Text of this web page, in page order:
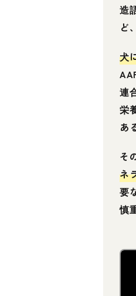
造
ど
犬
連
栄
あ
そ
ネ
要
慎